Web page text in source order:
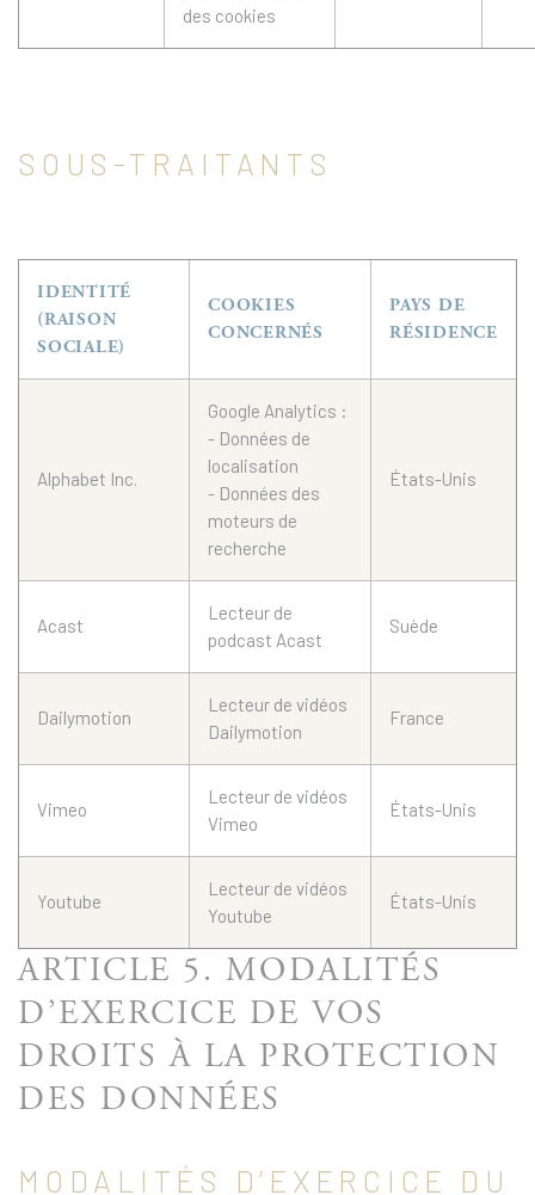
des cookies
SOUS-TRAITANTS
IDENTITÉ
(RAISON
SOCIALE)
COOKIES
CONCERNÉS
PAYS DE
RÉSIDENCE
Alphabet Inc.
Google Analytics :
- Données de
localisation
- Données des
moteurs de
recherche
États-Unis
Acast
Lecteur de
podcast Acast
Suède
Dailymotion
Lecteur de vidéos
Dailymotion
France
Vimeo
Lecteur de vidéos
Vimeo
États-Unis
Youtube
Lecteur de vidéos
Youtube
États-Unis
ARTICLE 5. MODALITÉS
D’EXERCICE DE VOS
DROITS À LA PROTECTION
DES DONNÉES
MODALITÉS D’EXERCICE DU